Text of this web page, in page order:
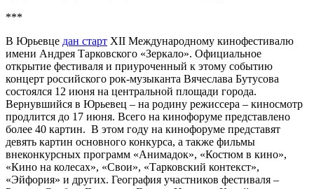
***
В Юрьевце дан старт XII Международному кинофестивалю
имени Андрея Тарковского «Зеркало». Официальное
открытие фестиваля и приуроченный к этому событию
концерт российского рок-музыканта Вячеслава Бутусова
состоялся 12 июня на центральной площади города.
Вернувшийся в Юрьевец – на родину режиссера – киносмотр
продлится до 17 июня. Всего на кинофоруме представлено
более 40 картин. В этом году на кинофоруме представят
девять картин основного конкурса, а также фильмы
внеконкурсных программ «Анимадок», «Костюм в кино»,
«Кино на колесах», «Свои», «Тарковский контекст»,
«Эйфория» и других. География участников фестиваля –